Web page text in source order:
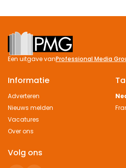
Footer
Een uitgave vanProfessional Media
Informatie
Adverteren
Nieuws melden
Vacatures
Over ons
Volg ons